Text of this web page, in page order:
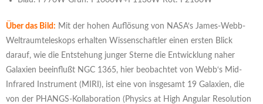
Über das Bild: Mit der hohen Auflösung von NASA‘s James-Webb-
Weltraumteleskops erhalten Wissenschaftler einen ersten Blick
darauf, wie die Entstehung junger Sterne die Entwicklung naher
Galaxien beeinflußt NGC 1365, hier beobachtet von Webb‘s Mid-
Infrared Instrument (MIRI), ist eine von insgesamt 19 Galaxien, die
von der PHANGS-Kollaboration (Physics at High Angular Resolution